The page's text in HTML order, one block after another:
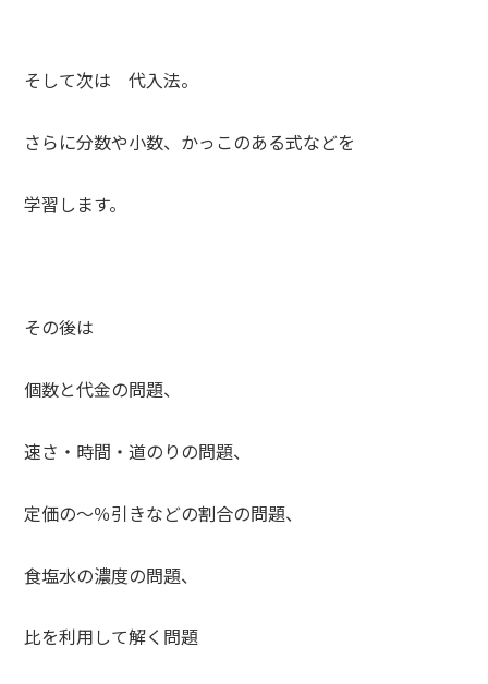
そして次は 代入法。
さらに分数や小数、かっこのある式などを
学習します。
その後は
個数と代金の問題、
速さ・時間・道のりの問題、
定価の〜％引きなどの割合の問題、
食塩水の濃度の問題、
比を利用して解く問題